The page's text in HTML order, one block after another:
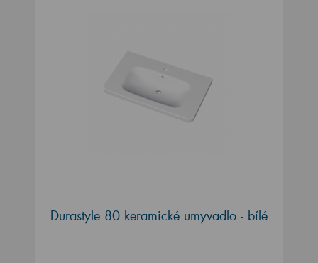
Durastyle 80 keramické umyvadlo - bílé